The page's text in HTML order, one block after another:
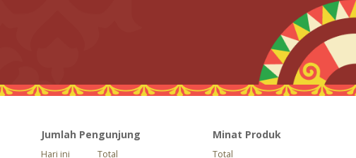
Jumlah Pengunjung
Hari ini Total
Minat Produk
Total